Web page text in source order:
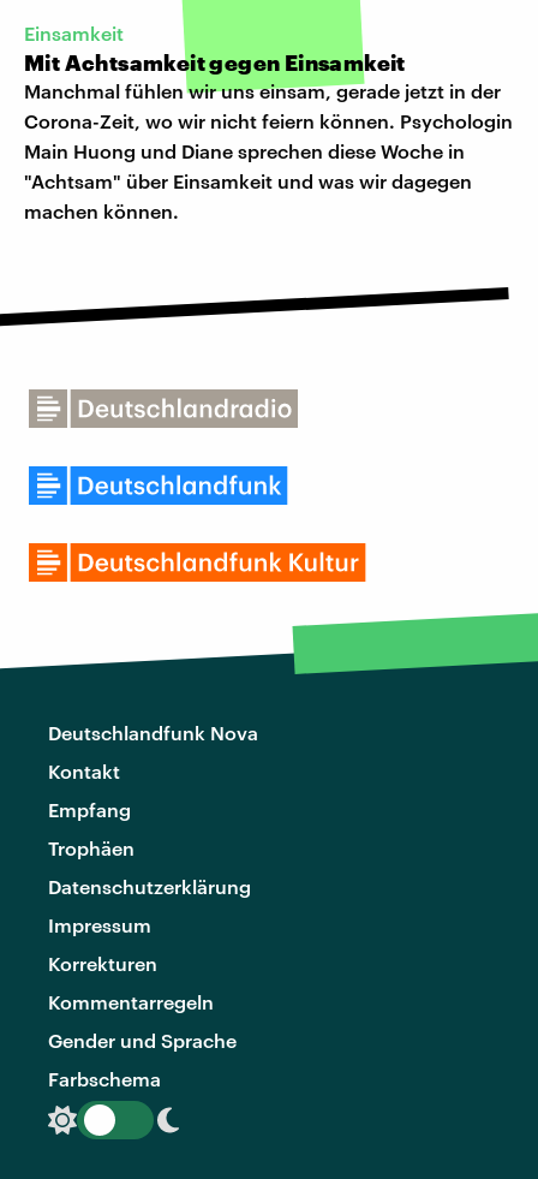
Einsamkeit
Mit Achtsamkeit gegen Einsamkeit
Manchmal fühlen wir uns einsam, gerade jetzt in der
Corona-Zeit, wo wir nicht feiern können. Psychologin
Main Huong und Diane sprechen diese Woche in
"Achtsam" über Einsamkeit und was wir dagegen
machen können.
Deutschlandfunk Nova
Kontakt
Empfang
Trophäen
Datenschutzerklärung
Impressum
Korrekturen
Kommentarregeln
Gender und Sprache
Farbschema